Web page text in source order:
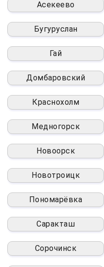
Асекеево
Бугуруслан
Гай
Домбаровский
Краснохолм
Медногорск
Новоорск
Новотроицк
Пономарёвка
Саракташ
Сорочинск